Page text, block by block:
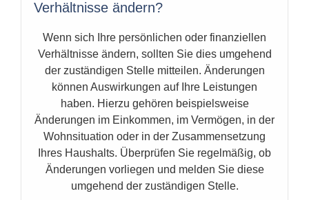
Verhältnisse ändern?
Wenn sich Ihre persönlichen oder finanziellen
Verhältnisse ändern, sollten Sie dies umgehend
der zuständigen Stelle mitteilen. Änderungen
können Auswirkungen auf Ihre Leistungen
haben. Hierzu gehören beispielsweise
Änderungen im Einkommen, im Vermögen, in der
Wohnsituation oder in der Zusammensetzung
Ihres Haushalts. Überprüfen Sie regelmäßig, ob
Änderungen vorliegen und melden Sie diese
umgehend der zuständigen Stelle.